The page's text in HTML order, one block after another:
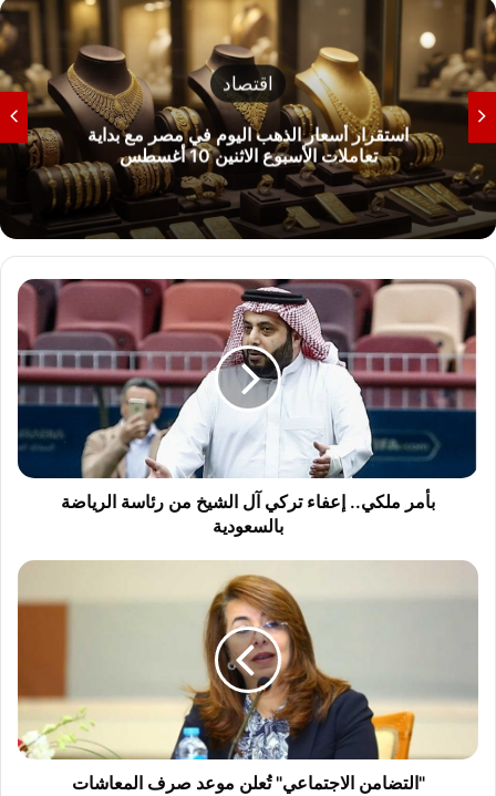
عربي وعالمي
سنتكوم تنشر 20 سفينة حربية لفرض حصار بحري
شامل على إيران بالمنطقة
بأمر
ملكي..
إعفاء
تركي
آل
الشيخ
رئاسة
الرياضة
بالسعوديةبأمر ملكي.. إعفاء تركي آل الشيخ من رئاسة الرياضة
بالسعودية
"التضامن
الاجتماعي"
"التضامن الاجتماعي" تُعلن موعد صرف المعاشات